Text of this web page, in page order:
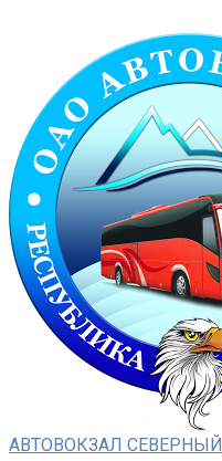
АВТОВОКЗАЛ СЕВЕРНЫЙ